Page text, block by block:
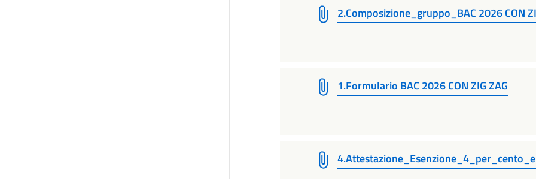
2.Composizione_gruppo_BAC 2026 CON
1.Formulario BAC 2026 CON ZIG ZAG